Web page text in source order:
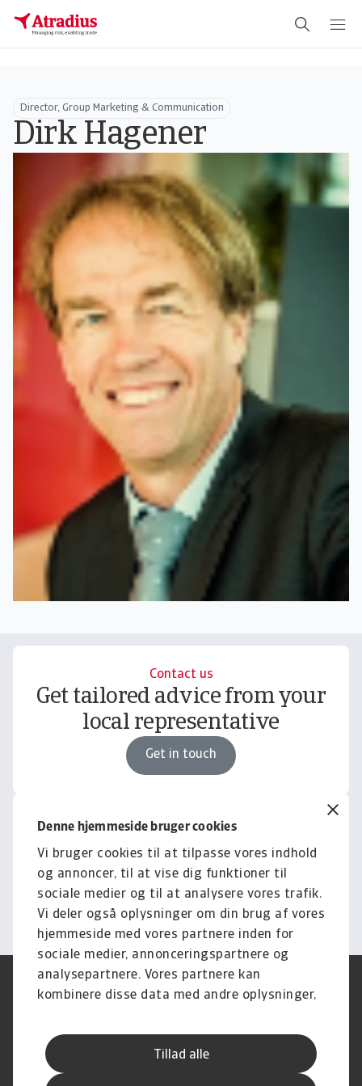
Denne hjemmeside bruger cookies
Vi bruger cookies til at tilpasse vores indhold
og annoncer, til at vise dig funktioner til
sociale medier og til at analysere vores trafik.
Vi deler også oplysninger om din brug af vores
hjemmeside med vores partnere inden for
sociale medier, annonceringspartnere og
analysepartnere. Vores partnere kan
kombinere disse data med andre oplysninger,
fra din brug af deres tjenester.
Tillad alle
Director, Group Marketing & Communication
Dirk Hagener
Contact us
Get tailored advice from your
local representative
Get in touch
Knowledge & Research
Empower your business with
insights and news
Explore Knowledge
Legal Notice
Privatlivspolitik
Driftstatus
Databeskyttelsesforordningen
Whistleblowing
Klagemulighed